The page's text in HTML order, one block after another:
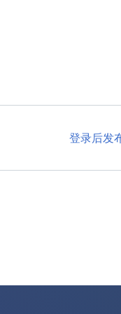
登录后发